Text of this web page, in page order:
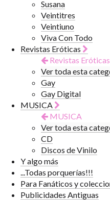
Susana
Veintitres
Veintiuno
Viva Con Todo
Revistas Eróticas
Revistas Eróticas
Ver toda esta
Gay
Gay Digital
MUSICA
MUSICA
Ver toda esta
CD
Discos de Vinilo
Y algo más
...Todas porquerías!!!
Para Fanáticos y
Publicidades Antiguas